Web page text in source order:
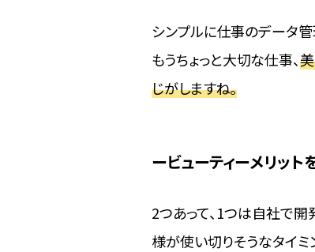
シンプルに仕事のデータ管
もうちょっと大切な仕事、
じがしますね。
ビューティーメリッ
2つあって、1つは自社で開
様が使い切りそうなタイミ